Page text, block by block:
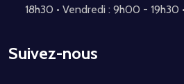
18h30 • Vendredi : 9h00 -
Suivez-nous